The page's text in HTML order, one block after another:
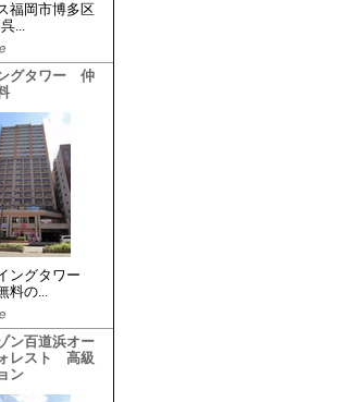
福岡市博多区
...
グタワー 仲
ングタワー
料の...
ン百道浜オー
レスト 高級
ン